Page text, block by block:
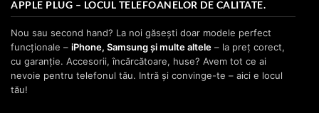
APPLE PLUG – LOCUL TELEFOANELOR DE CALITATE.
Nou sau second hand? La noi găsești doar modele perfect
funcționale – iPhone, Samsung și multe altele – la preț corect,
cu garanție. Accesorii, încărcătoare, huse? Avem tot ce ai
nevoie pentru telefonul tău. Intră și convinge-te – aici e locul
tău!